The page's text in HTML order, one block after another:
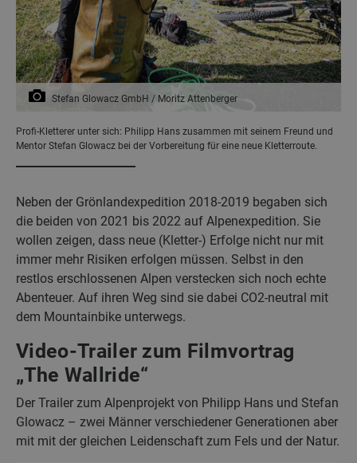
Stefan Glowacz GmbH / Moritz Attenberger
Profi-Kletterer unter sich: Philipp Hans zusammen mit seinem Freund und
Mentor Stefan Glowacz bei der Vorbereitung für eine neue Kletterroute.
Neben der Grönlandexpedition 2018-2019 begaben sich
die beiden von 2021 bis 2022 auf Alpenexpedition. Sie
wollen zeigen, dass neue (Kletter-) Erfolge nicht nur mit
immer mehr Risiken erfolgen müssen. Selbst in den
restlos erschlossenen Alpen verstecken sich noch echte
Abenteuer. Auf ihren Weg sind sie dabei CO2-neutral mit
dem Mountainbike unterwegs.
Video-Trailer zum Filmvortrag
„The Wallride“
Der Trailer zum Alpenprojekt von Philipp Hans und Stefan
Glowacz – zwei Männer verschiedener Generationen aber
mit mit der gleichen Leidenschaft zum Fels und der Natur.